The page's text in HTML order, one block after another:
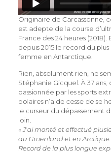
Originaire de Carcassonne,
est adepte de la course
France des 24 heures
depuis 2015 le record du
femme en Antarctique.
Rien, absolument rien, ne
Stéphanie Gicquel. À 37
passionnée par les sports
polaires n’a de cesse de se
le curseur du dépassement
loin.
«J’ai monté et effectué
au Groenland et en
Record de la plus longue